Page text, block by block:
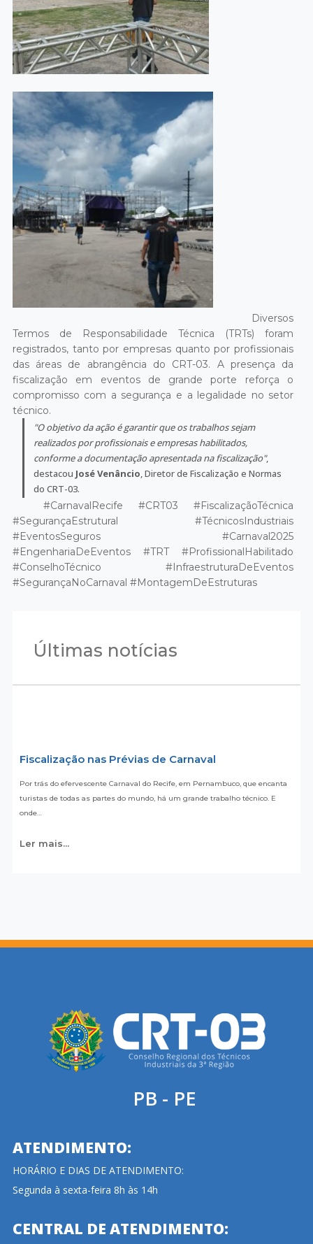
Diversos
Termos de Responsabilidade Técnica (TRTs) foram
registrados, tanto por empresas quanto por profissionais
das áreas de abrangência do CRT-03. A presença da
fiscalização em eventos de grande porte reforça o
compromisso com a segurança e a legalidade no setor
técnico.
"O objetivo da ação é garantir que os trabalhos sejam
realizados por profissionais e empresas habilitados,
conforme a documentação apresentada na fiscalização",
destacou José Venâncio, Diretor de Fiscalização e Normas
do CRT-03.
#CarnavalRecife #CRT03 #FiscalizaçãoTécnica
#SegurançaEstrutural #TécnicosIndustriais
#EventosSeguros #Carnaval2025
#EngenhariaDeEventos #TRT #ProfissionalHabilitado
#ConselhoTécnico #InfraestruturaDeEventos
#SegurançaNoCarnaval #MontagemDeEstruturas
Últimas notícias
Fiscalização nas Prévias de Carnaval
Por trás do efervescente Carnaval do Recife, em Pernambuco, que encanta
turistas de todas as partes do mundo, há um grande trabalho técnico. E
onde…
Ler mais...
PB - PE
ATENDIMENTO:
HORÁRIO E DIAS DE ATENDIMENTO:
Segunda à sexta-feira 8h às 14h
CENTRAL DE ATENDIMENTO: